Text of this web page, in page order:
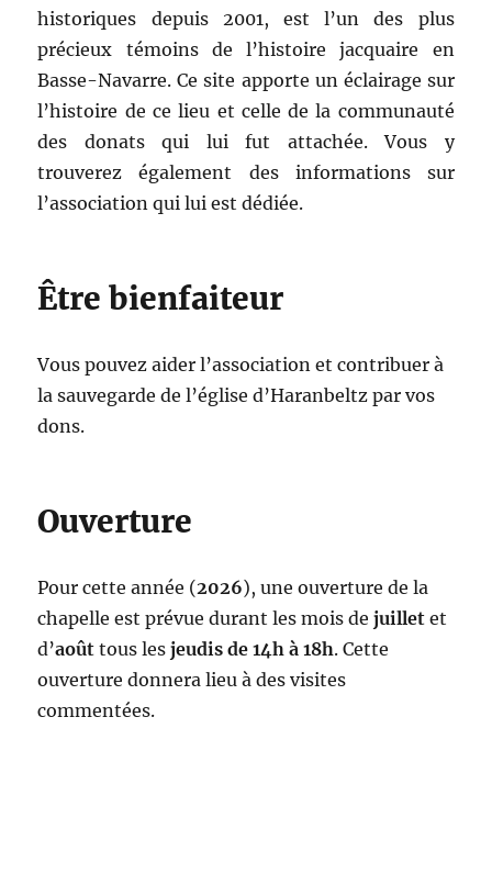
historiques depuis 2001, est l’un des plus
précieux témoins de l’histoire jacquaire en
Basse-Navarre. Ce site apporte un éclairage sur
l’histoire de ce lieu et celle de la communauté
des donats qui lui fut attachée. Vous y
trouverez également des informations sur
l’association qui lui est dédiée.
Être bienfaiteur
Vous pouvez aider l’association et contribuer à
la sauvegarde de l’église d’Haranbeltz par vos
dons.
Ouverture
Pour cette année (2026), une ouverture de la
chapelle est prévue durant les mois dejuillet et
d’août tous lesjeudis de 14h à 18h. Cette
ouverture donnera lieu à des visites
commentées.